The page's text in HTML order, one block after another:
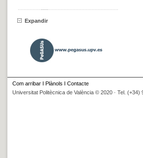
Expandir
Com arribar I Plànols I Contacte
Universitat Politècnica de València © 2020 · Tel. (+34)